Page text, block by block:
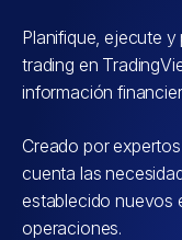
CHINALIFE
Planifique, ejecute
trading en
información
Creado por
cuenta las
establecido nuevos
operaciones.